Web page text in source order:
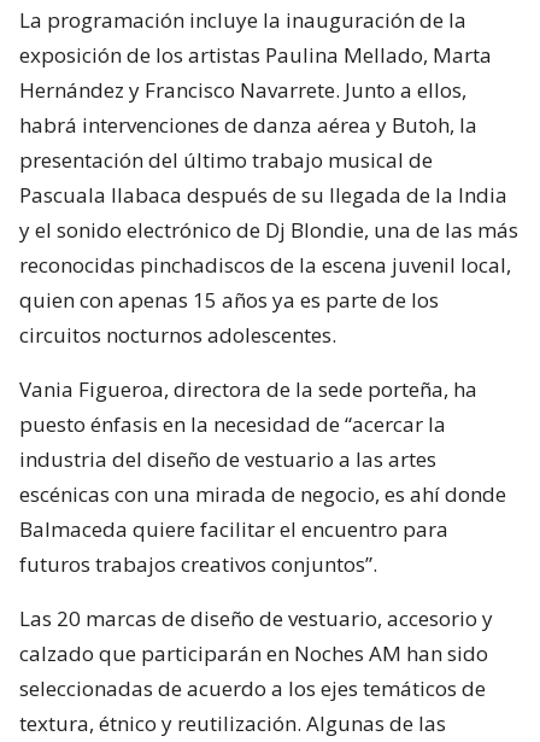
La programación incluye la inauguración de la
exposición de los artistas Paulina Mellado, Marta
Hernández y Francisco Navarrete. Junto a ellos,
habrá intervenciones de danza aérea y Butoh, la
presentación del último trabajo musical de
Pascuala Ilabaca después de su llegada de la India
y el sonido electrónico de Dj Blondie, una de las más
reconocidas pinchadiscos de la escena juvenil local,
quien con apenas 15 años ya es parte de los
circuitos nocturnos adolescentes.
Vania Figueroa, directora de la sede porteña, ha
puesto énfasis en la necesidad de “acercar la
industria del diseño de vestuario a las artes
escénicas con una mirada de negocio, es ahí donde
Balmaceda quiere facilitar el encuentro para
futuros trabajos creativos conjuntos”.
Las 20 marcas de diseño de vestuario, accesorio y
calzado que participarán en Noches AM han sido
seleccionadas de acuerdo a los ejes temáticos de
textura, étnico y reutilización. Algunas de las